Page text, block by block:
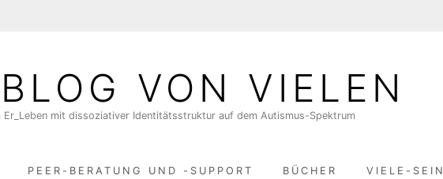
VON VIELEN
Er_Leben mit dissoziativer Identitätsstruktur auf dem Autismus-Spektrum
PEER-BERATUNG UND -SUPPORT BÜCHER VIELE-SEIN